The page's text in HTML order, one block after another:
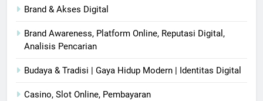
Brand & Akses Digital
Brand Awareness, Platform Online, Reputasi Digital,
Analisis Pencarian
Budaya & Tradisi | Gaya Hidup Modern | Identitas Digital
Casino, Slot Online, Pembayaran